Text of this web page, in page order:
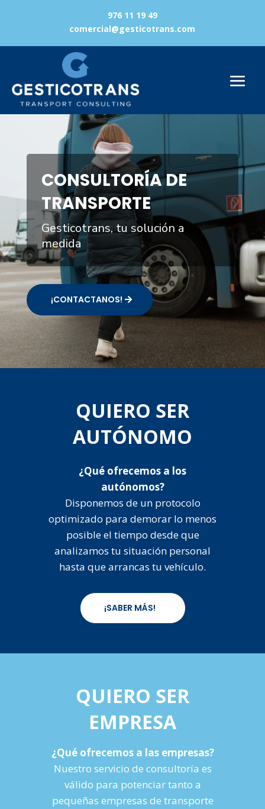
976 11 19 49
comercial@gesticotrans.com
CONSULTORÍA DE
TRANSPORTE
Gesticotrans, tu solución a
medida
¡CONTACTANOS!
QUIERO SER
AUTÓNOMO
¿Qué ofrecemos a los
autónomos?
Disponemos de un protocolo
optimizado para demorar lo menos
posible el tiempo desde que
analizamos tu situación personal
hasta que arrancas tu vehículo.
¡SABER MÁS!
QUIERO SER
EMPRESA
¿Qué ofrecemos a las empresas?
Nuestro servicio de consultoría es
válido para potenciar tanto a
pequeñas empresas de transporte